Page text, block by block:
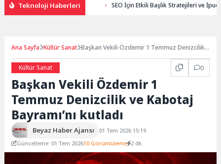
Teknoloji Haberleri SEO İçin Etkili Başlık Stratejileri ve
Ana Sayfa Kültür Sanat Başkan Vekili Özdemir 1 Temmuz Denizcilik
Kültür Sanat
0
Başkan Vekili Özdemir 1
Temmuz Denizcilik ve Kabotaj
Bayramı’nı kutladı
Beyaz Haber Ajansı
01 Tem 2026 15:19
Güncelleme: 01 Tem 202610 Görüntüleme 2 dk.